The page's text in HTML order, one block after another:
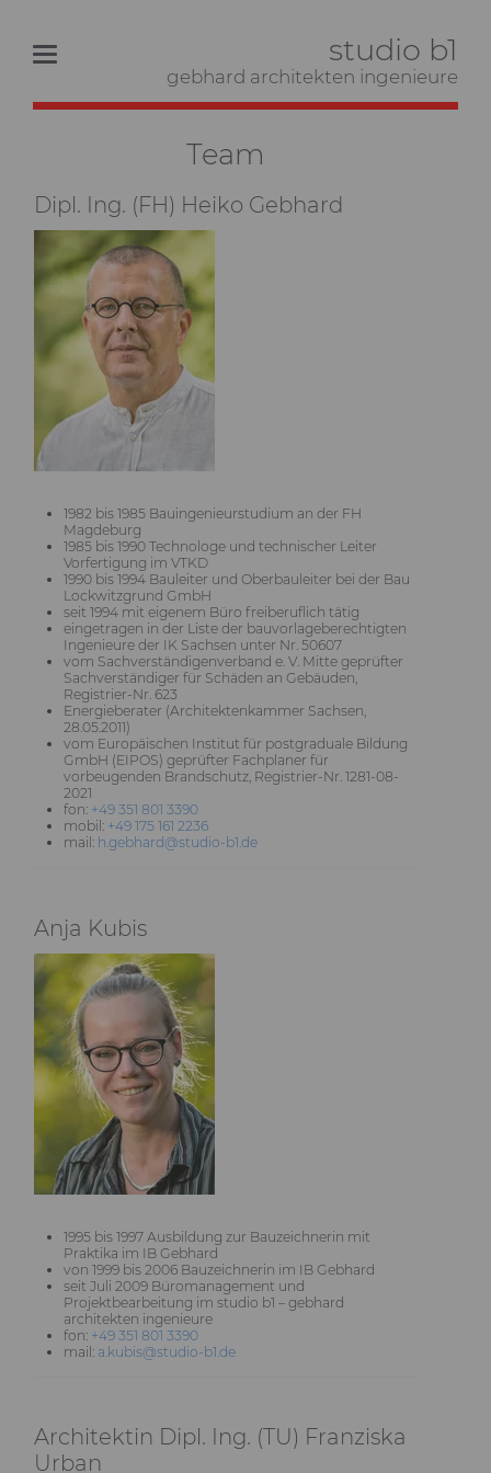
studio b1
gebhard architekten ingenieure
Team
Dipl. Ing. (FH) Heiko Gebhard
1982 bis 1985 Bauingenieurstudium an der FH
Magdeburg
1985 bis 1990 Technologe und technischer Leiter
Vorfertigung im VTKD
1990 bis 1994 Bauleiter und Oberbauleiter bei der Bau
Lockwitzgrund GmbH
seit 1994 mit eigenem Büro freiberuflich tätig
eingetragen in der Liste der bauvorlageberechtigten
Ingenieure der IK Sachsen unter Nr. 50607
vom Sachverständigenverband e. V. Mitte geprüfter
Sachverständiger für Schäden an Gebäuden,
Registrier-Nr. 623
Energieberater (Architektenkammer Sachsen,
28.05.2011)
vom Europäischen Institut für postgraduale Bildung
GmbH (EIPOS) geprüfter Fachplaner für
vorbeugenden Brandschutz, Registrier-Nr. 1281-08-
2021
fon: +49 351 801 3390
mobil: +49 175 161 2236
mail: h.gebhard@studio-b1.de
Anja Kubis
1995 bis 1997 Ausbildung zur Bauzeichnerin mit
Praktika im IB Gebhard
von 1999 bis 2006 Bauzeichnerin im IB Gebhard
seit Juli 2009 Büromanagement und
Projektbearbeitung im studio b1 – gebhard
architekten ingenieure
fon: +49 351 801 3390
mail: a.kubis@studio-b1.de
Architektin Dipl. Ing. (TU) Franziska
Urban